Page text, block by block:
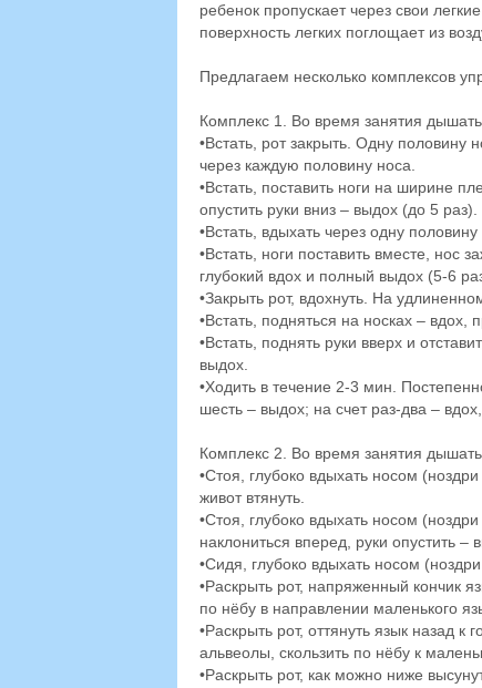
ребенок пропускает через свои
поверхность легких поглощает из
Предлагаем несколько комплексов
Комплекс 1. Во время занятия дышать
•Встать, рот закрыть. Одну половину
через каждую половину носа.
•Встать, поставить ноги на ширине
опустить руки вниз – выдох (до 5 раз).
•Встать, вдыхать через одну
•Встать, ноги поставить вместе, нос
глубокий вдох и полный выдох (5-6
•Закрыть рот, вдохнуть. На
•Встать, подняться на носках – вдох,
•Встать, поднять руки вверх и
выдох.
•Ходить в течение 2-3 мин.
шесть – выдох; на счет раз-два –
Комплекс 2. Во время занятия дышать
•Стоя, глубоко вдыхать носом
живот втянуть.
•Стоя, глубоко вдыхать носом
наклониться вперед, руки опустить –
•Сидя, глубоко вдыхать носом
•Раскрыть рот, напряженный кончик
по нёбу в направлении маленького
•Раскрыть рот, оттянуть язык назад
альвеолы, скользить по нёбу к
•Раскрыть рот, как можно ниже